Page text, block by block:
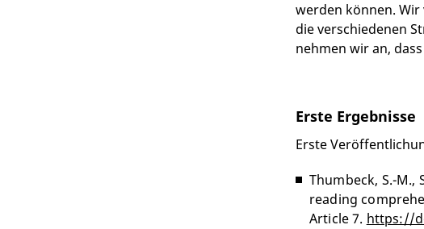
werden können.
die verschiedenen
nehmen wir an,
Erste Ergebnisse
Erste
Thumbeck, S.-M.,
reading
Article 7. https://